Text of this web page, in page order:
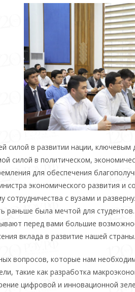
в развитии нации, ключевым
силой в политическом,
для обеспечения
экономического развития и
сотрудничества с вузами и
раньше была мечтой для
перед вами большие
вклада в развитие нашей страны.
вопросов, которые нам
такие как разработка
цифровой и инновационной